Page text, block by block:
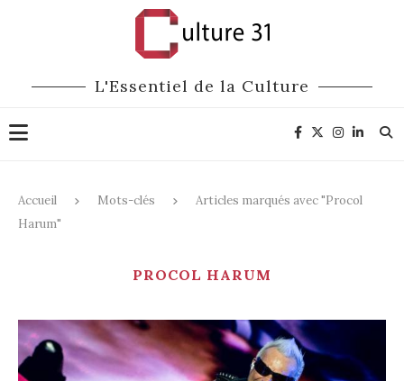
L'Essentiel de la Culture
Accueil Mots-clés
Articles marqués avec "Procol
Harum"
PROCOL HARUM